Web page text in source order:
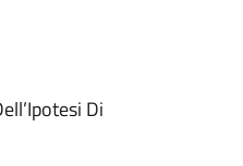
Di